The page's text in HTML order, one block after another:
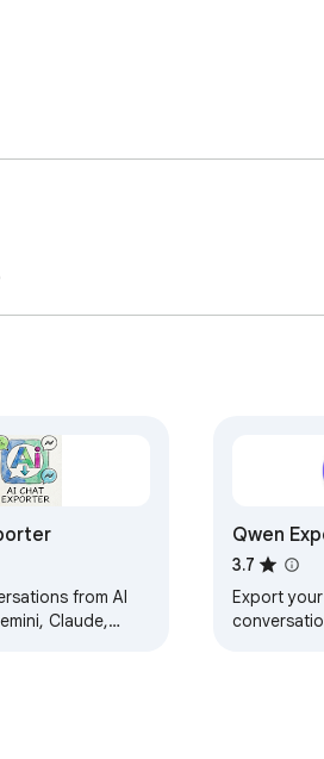
from AI
Claude,
Qwen
& PDF
3.7
Export